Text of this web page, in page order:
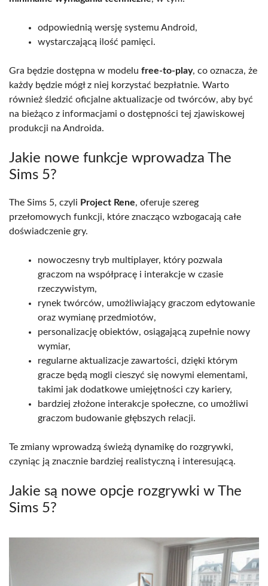
odpowiednią wersję systemu Android,
wystarczającą ilość pamięci.
Gra będzie dostępna w modelu free-to-play, co oznacza, że
każdy będzie mógł z niej korzystać bezpłatnie. Warto
również śledzić oficjalne aktualizacje od twórców, aby być
na bieżąco z informacjami o dostępności tej zjawiskowej
produkcji na Androida.
Jakie nowe funkcje wprowadza The
Sims 5?
The Sims 5, czyli Project Rene, oferuje szereg
przełomowych funkcji, które znacząco wzbogacają całe
doświadczenie gry.
nowoczesny tryb multiplayer, który pozwala
graczom na współpracę i interakcje w czasie
rzeczywistym,
rynek twórców, umożliwiający graczom edytowanie
oraz wymianę przedmiotów,
personalizację obiektów, osiągającą zupełnie nowy
wymiar,
regularne aktualizacje zawartości, dzięki którym
gracze będą mogli cieszyć się nowymi elementami,
takimi jak dodatkowe umiejętności czy kariery,
bardziej złożone interakcje społeczne, co umożliwi
graczom budowanie głębszych relacji.
Te zmiany wprowadzą świeżą dynamikę do rozgrywki,
czyniąc ją znacznie bardziej realistyczną i interesującą.
Jakie są nowe opcje rozgrywki w The
Sims 5?